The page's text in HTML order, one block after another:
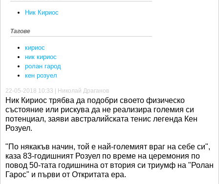
Ник Кириос
Тагове
кириос
ник кириос
ролан гарод
кен розуел
22-05-2018 10:33 | Николай Драганов
Ник Кириос трябва да подобри своето физическо
състояние или рискува да не реализира големия си
потенциал, заяви австралийската тенис легенда Кен
Розуел.
"По някакъв начин, той е най-големият враг на себе си",
каза 83-годишният Розуел по време на церемония по
повод 50-тата годишнина от втория си триумф на "Ролан
Гарос" и първи от Откритата ера.